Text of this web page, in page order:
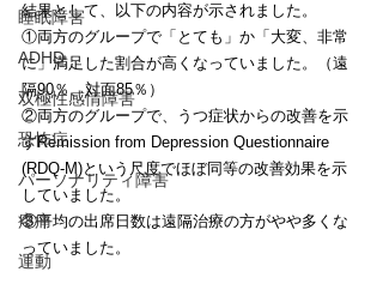
睡眠障害
ADHD
双極性感情障害
恐怖症
パーソナリティ障害
疼痛
運動
結果として、以下の内容が示されました。
①両方のグループで「とても」か「大変、非常
に」満足した割合が高くなっていました。（遠
隔90％、対面85％）
②両方のグループで、うつ症状からの改善を示
すRemission from Depression Questionnaire
(RDQ-M)という尺度でほぼ同等の改善効果を示
していました。
③平均の出席日数は遠隔治療の方がやや多くな
っていました。